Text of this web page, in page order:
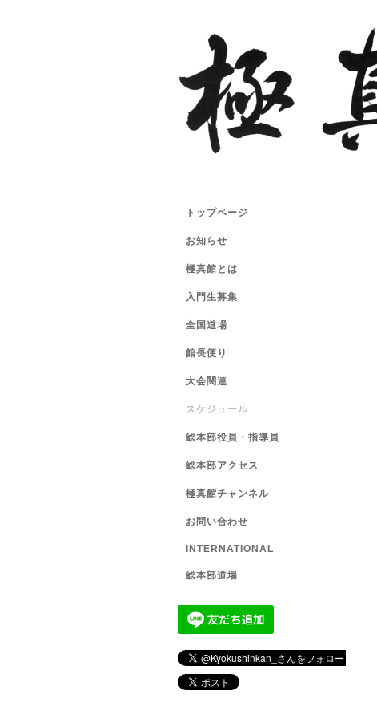
トップページ
お知らせ
極真館とは
入門生募集
全国道場
館長便り
大会関連
スケジュール
総本部役員・指導員
総本部アクセス
極真館チャンネル
お問い合わせ
INTERNATIONAL
総本部道場